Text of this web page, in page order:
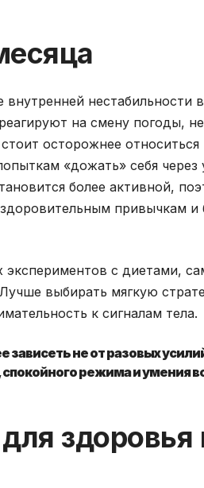
нестабильности
на смену погоды,
осторожнее
«дожать» себя через
более активной,
привычкам и
с диетами,
выбирать мягкую
к сигналам тела.
не от разовых
режима и умения